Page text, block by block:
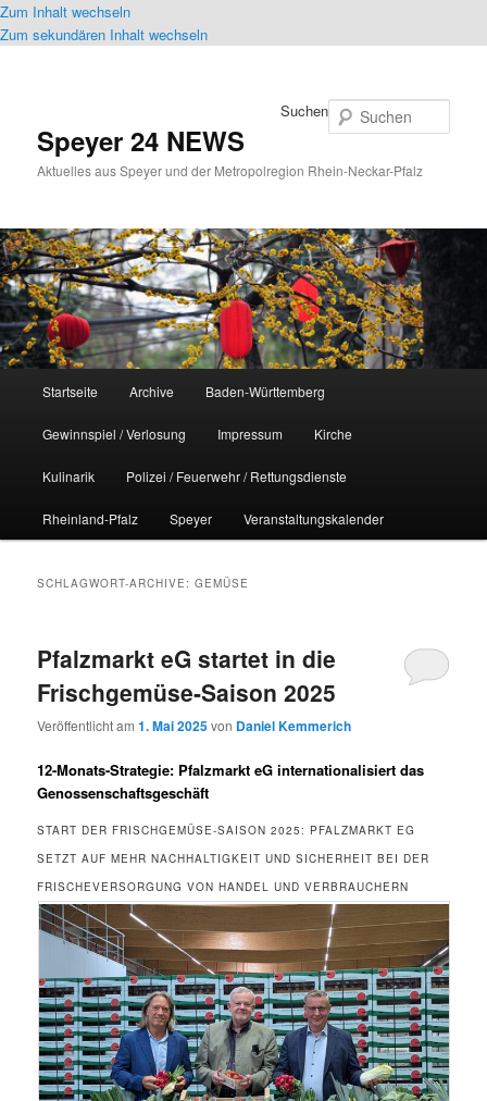
Zum Inhalt wechseln
Zum sekundären Inhalt wechseln
Speyer 24 NEWS
Aktuelles aus Speyer und der Metropolregion Rhein-Neckar-Pfalz
Suchen
Startseite Archive Baden-Württemberg
Gewinnspiel / Verlosung Impressum Kirche
Kulinarik Polizei / Feuerwehr / Rettungsdienste
Rheinland-Pfalz Speyer Veranstaltungskalender
SCHLAGWORT-ARCHIVE:GEMÜSE
Pfalzmarkt eG startet in die
Frischgemüse-Saison 2025
Veröffentlicht am1. Mai 2025von Daniel Kemmerich
12-Monats-Strategie: Pfalzmarkt eG internationalisiert das
Genossenschaftsgeschäft
START DER FRISCHGEMÜSE-SAISON 2025: PFALZMARKT EG
SETZT AUF MEHR NACHHALTIGKEIT UND SICHERHEIT BEI DER
FRISCHEVERSORGUNG VON HANDEL UND VERBRAUCHERN